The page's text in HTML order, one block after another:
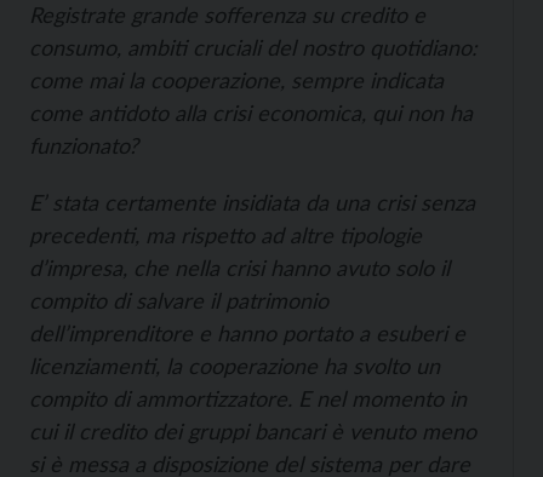
Registrate grande sofferenza su credito e
consumo, ambiti cruciali del nostro quotidiano:
come mai la cooperazione, sempre indicata
come antidoto alla crisi economica, qui non ha
funzionato?
E’ stata certamente insidiata da una crisi senza
precedenti, ma rispetto ad altre tipologie
d’impresa, che nella crisi hanno avuto solo il
compito di salvare il patrimonio
dell’imprenditore e hanno portato a esuberi e
licenziamenti, la cooperazione ha svolto un
compito di ammortizzatore. E nel momento in
cui il credito dei gruppi bancari è venuto meno
si è messa a disposizione del sistema per dare